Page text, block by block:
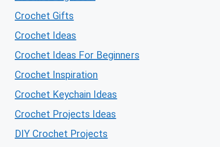
Crochet Gifts
Crochet Ideas
Crochet Ideas For Beginners
Crochet Inspiration
Crochet Keychain Ideas
Crochet Projects Ideas
DIY Crochet Projects